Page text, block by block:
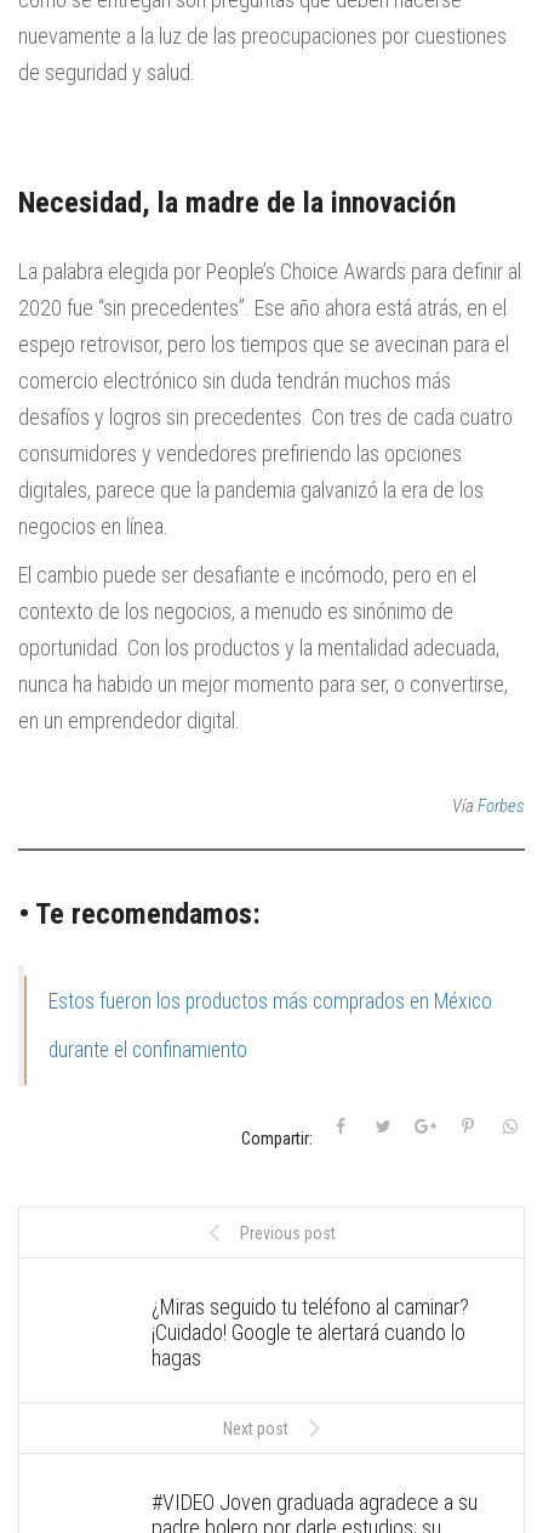
nuevamente a la luz de las preocupaciones por cuestiones
de seguridad y salud.
Necesidad, la madre de la innovación
La palabra elegida por People’s Choice Awards para definir al
2020 fue “sin precedentes”. Ese año ahora está atrás, en el
espejo retrovisor, pero los tiempos que se avecinan para el
comercio electrónico sin duda tendrán muchos más
desafíos y logros sin precedentes. Con tres de cada cuatro
consumidores y vendedores prefiriendo las opciones
digitales, parece que la pandemia galvanizó la era de los
negocios en línea.
El cambio puede ser desafiante e incómodo, pero en el
contexto de los negocios, a menudo es sinónimo de
oportunidad. Con los productos y la mentalidad adecuada,
nunca ha habido un mejor momento para ser, o convertirse,
en un emprendedor digital.
Vía Forbes
• Te recomendamos:
Estos fueron los productos más comprados en México
durante el confinamiento
Compartir:
Previous post
¿Miras seguido tu teléfono al caminar?
¡Cuidado! Google te alertará cuando lo
hagas
Next post
#VIDEO Joven graduada agradece a su
padre bolero por darle estudios; su